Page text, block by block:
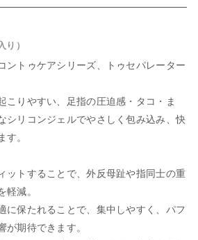
り）
ントゥケアシリーズ、トゥセパレーター
こりやすい、足指の圧迫感・タコ・ま
シリコンジェルでやさしく包み込み、快
す。
ットすることで、外反母趾や指同士の重
軽減。
に保たれることで、集中しやすく、パフ
が期待できます。